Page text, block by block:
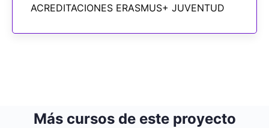
ACREDITACIONES ERASMUS+ JUVENTUD
Más cursos de este proyecto